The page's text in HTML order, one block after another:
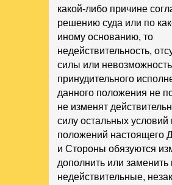
какой-либо причине
решению суда или по
иному основанию, то
недействительность,
силы или невозможность
принудительного
данного положения не
не изменят
силу остальных условий
положений настоящего
и Стороны обязуются
дополнить или заменить
недействительные,